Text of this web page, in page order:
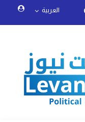
العربية